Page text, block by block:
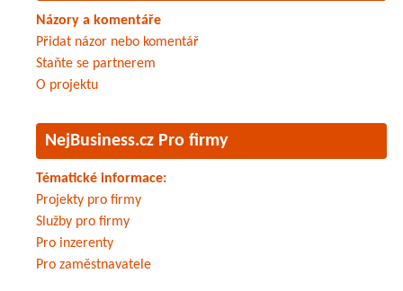
Názory a komentáře
Přidat názor nebo komentář
Staňte se partnerem
O projektu
NejBusiness.cz Pro firmy
Tématické informace:
Projekty pro firmy
Služby pro firmy
Pro inzerenty
Pro zaměstnavatele